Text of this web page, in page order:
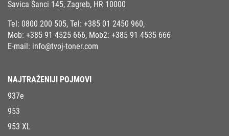
Savica Šanci 145, Zagreb, HR 10000
Tel: 0800 200 505, Tel: +385 01 2450 960,
Mob: +385 91 4525 666, Mob2: +385 91 4535 666
E-mail: info@tvoj-toner.com
NAJTRAŽENIJI POJMOVI
937e
953
953 XL